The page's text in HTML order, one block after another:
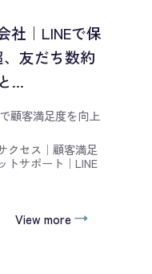
社｜LINEで保
友だち数約
...
顧客満足度を向上
クセス ｜ 顧客満足
トサポート ｜ LINE
View more